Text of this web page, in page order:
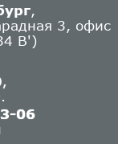
3, офис
В')
.
06